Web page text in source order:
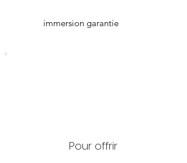
immersion garantie
Pour offrir